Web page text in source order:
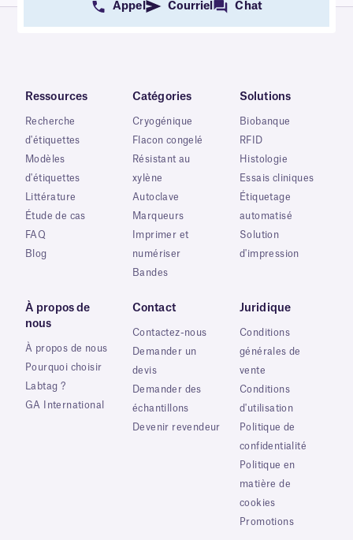
Appel Courriel Chat
Ressources
Recherche
d'étiquettes
Modèles
d'étiquettes
Littérature
Étude de cas
FAQ
Blog
Catégories
Cryogénique
Flacon congelé
Résistant au
xylène
Autoclave
Marqueurs
Imprimer et
numériser
Bandes
Solutions
Biobanque
RFID
Histologie
Essais cliniques
Étiquetage
automatisé
Solution
d'impression
À propos de
nous
À propos de nous
Pourquoi choisir
Labtag ?
GA International
Contact
Contactez-nous
Demander un
devis
Demander des
échantillons
Devenir revendeur
Juridique
Conditions
générales de
vente
Conditions
d'utilisation
Politique de
confidentialité
Politique en
matière de
cookies
Promotions